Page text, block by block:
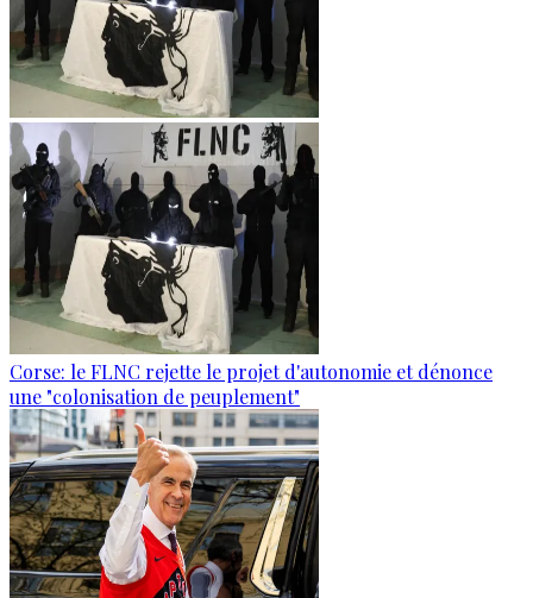
Corse: le FLNC rejette le projet d'autonomie et dénonce
une "colonisation de peuplement"